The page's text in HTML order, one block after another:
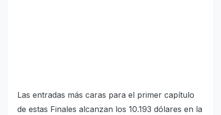
Las entradas más caras para el primer capítulo
de estas Finales alcanzan los 10.193 dólares en la